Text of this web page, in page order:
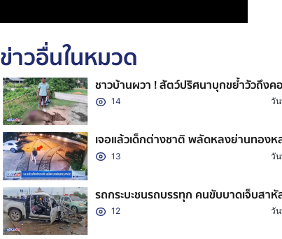
ข่าวอื่นในหมวด
ชาวบ้านผวา ! สัตว์ปริศนาบุกขย้ำวัวถึงค
14 วั
เจอแล้วเด็กต่างชาติ พลัดหลงย่านทองห
13 วั
รถกระบะชนรถบรรทุก คนขับบาดเจ็บสาหั
12 วั